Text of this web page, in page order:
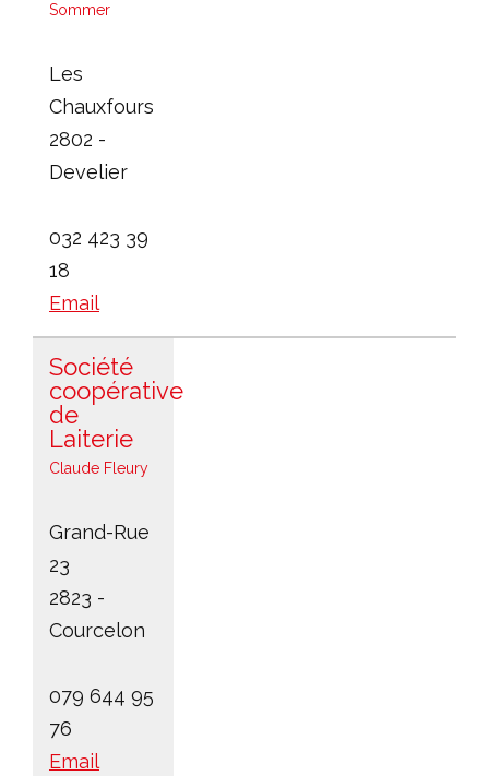
Sommer
Les
Chauxfours
2802 -
Develier
032 423 39
18
Email
Société
coopérative
de
Laiterie
Claude Fleury
Grand-Rue
23
2823 -
Courcelon
079 644 95
76
Email